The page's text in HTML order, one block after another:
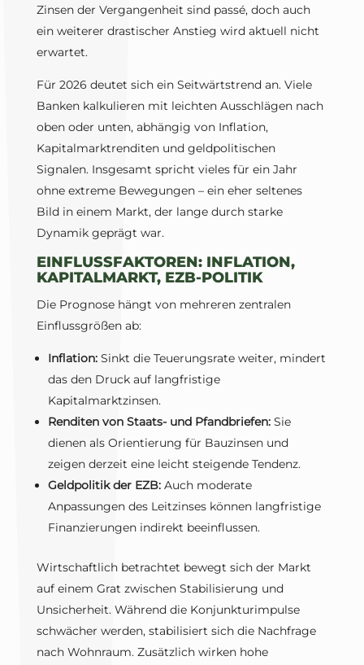
Zinsen der Vergangenheit sind passé, doch auch
ein weiterer drastischer Anstieg wird aktuell nicht
erwartet.
Für 2026 deutet sich ein Seitwärtstrend an. Viele
Banken kalkulieren mit leichten Ausschlägen nach
oben oder unten, abhängig von Inflation,
Kapitalmarktrenditen und geldpolitischen
Signalen. Insgesamt spricht vieles für ein Jahr
ohne extreme Bewegungen – ein eher seltenes
Bild in einem Markt, der lange durch starke
Dynamik geprägt war.
EINFLUSSFAKTOREN: INFLATION,
KAPITALMARKT, EZB-POLITIK
Die Prognose hängt von mehreren zentralen
Einflussgrößen ab:
Inflation:Sinkt die Teuerungsrate weiter, mindert
das den Druck auf langfristige
Kapitalmarktzinsen.
Renditen von Staats- und Pfandbriefen:Sie
dienen als Orientierung für Bauzinsen und
zeigen derzeit eine leicht steigende Tendenz.
Geldpolitik der EZB:Auch moderate
Anpassungen des Leitzinses können langfristige
Finanzierungen indirekt beeinflussen.
Wirtschaftlich betrachtet bewegt sich der Markt
auf einem Grat zwischen Stabilisierung und
Unsicherheit. Während die Konjunkturimpulse
schwächer werden, stabilisiert sich die Nachfrage
nach Wohnraum. Zusätzlich wirken hohe